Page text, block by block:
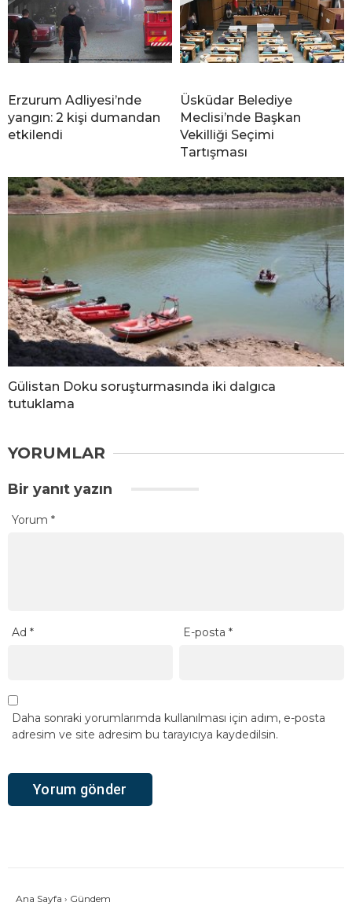
Erzurum Adliyesi’nde
yangın: 2 kişi dumandan
etkilendi
Üsküdar Belediye
Meclisi’nde Başkan
Vekilliği Seçimi
Tartışması
Gülistan Doku soruşturmasında iki dalgıca
tutuklama
YORUMLAR
Bir yanıt yazın
Yorum *
Ad * E-posta*
Daha sonraki yorumlarımda kullanılması için adım, e-posta
adresim ve site adresim bu tarayıcıya kaydedilsin.
Ana Sayfa › Gündem